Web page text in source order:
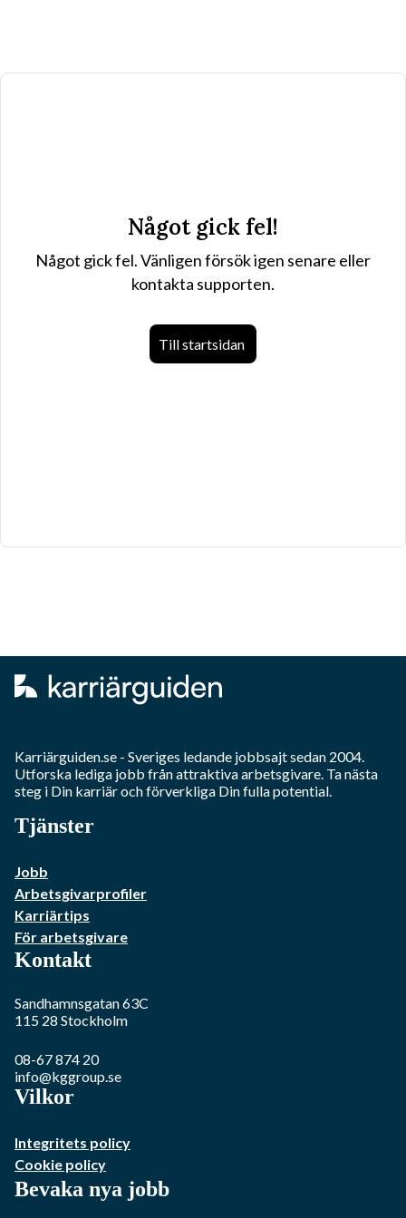
Något gick fel!
Något gick fel. Vänligen försök igen senare eller
kontakta supporten.
Till startsidan
Karriärguiden.se - Sveriges ledande jobbsajt sedan 2004.
Utforska lediga jobb från attraktiva arbetsgivare. Ta nästa
steg i Din karriär och förverkliga Din fulla potential.
Tjänster
Jobb
Arbetsgivarprofiler
Karriärtips
För arbetsgivare
Kontakt
Sandhamnsgatan 63C
115 28 Stockholm
08-67 874 20
info@kggroup.se
Vilkor
Integritets policy
Cookie policy
Bevaka nya jobb